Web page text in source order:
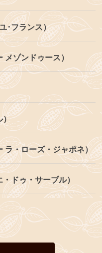
･フランス）
ゾンドゥース）
）
・ローズ・ジャポネ）
ドゥ・サーブル）